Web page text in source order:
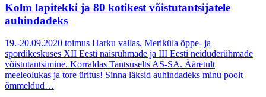
Kolm lapitekki ja 80 kotikest võistutantsijatele
auhindadeks
19.-20.09.2020 toimus Harku vallas, Meriküla õppe- ja
spordikeskuses XII Eesti naisrühmade ja III Eesti neiduderühmade
võistutantsimine. Korraldas Tantsuselts AS-SA. Ääretult
meeleolukas ja tore üritus! Sinna läksid auhindadeks minu poolt
õmmeldud…